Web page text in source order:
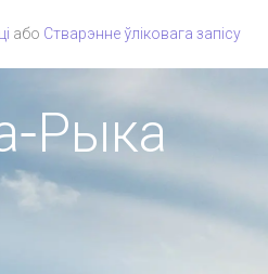
або Стварэнне ўліковага запісу
Рыка